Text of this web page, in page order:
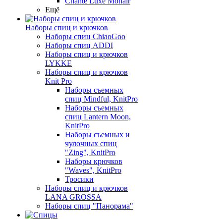
Ещё
Наборы спиц и крючков
Наборы спиц ChiaoGoo
Наборы спиц ADDI
Наборы спиц и крючков
LYKKE
Наборы спиц и крючков
Knit Pro
Наборы съемных
спиц Mindful, KnitPro
Наборы съемных
спиц Lantern Moon,
KnitPro
Наборы съемных и
чулочных спиц
"Zing", KnitPro
Наборы крючков
"Waves", KnitPro
Тросики
Наборы спиц и крючков
LANA GROSSA
Наборы спиц "Панорама"